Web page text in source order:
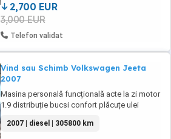
2,700 EUR
3,000 EUR
Telefon validat
Vind sau Schimb Volkswagen Jeeta
2007
Masina personală funcțională acte la zi motor
1.9 distribuție bucsi confort plăcuțe ulei
iarna fara schimburi
2007 | diesel | 305800 km